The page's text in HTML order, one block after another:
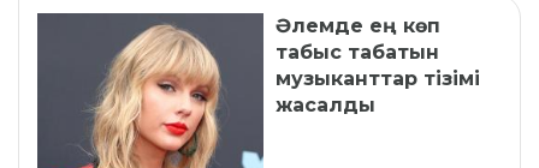
Әлемде ең көп
табыс табатын
музыканттар тізімі
жасалды